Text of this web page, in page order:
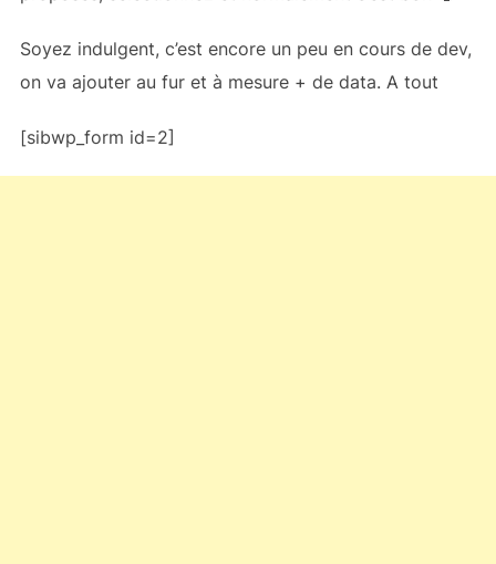
Soyez indulgent, c’est encore un peu en cours de dev,
on va ajouter au fur et à mesure + de data. A tout
[sibwp_form id=2]